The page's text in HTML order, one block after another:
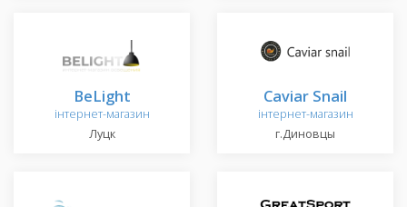
BeLight
інтернет-магазин
Луцк
Caviar Snail
інтернет-магазин
г.Диновцы